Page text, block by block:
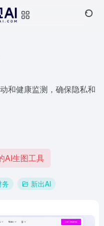
和健康监测，确保隐私和
AI生图工具
新出AI